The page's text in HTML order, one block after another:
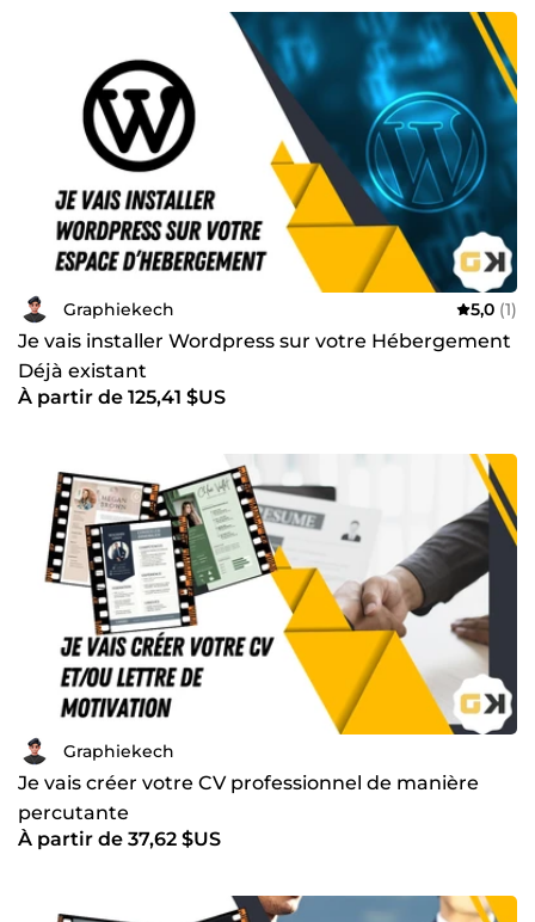
Grâce à mes connaissances approfondies de WordPress,
je suis en mesure de concevoir des sites web qui
combinent esthétique, fonctionnalité et convivialité. Mon
approche centrée sur l'utilisateur garantit que chaque
site que je crée offre une expérience utilisateur optimale
et engageante.
En plus de mes compétences en développement web,
ma passion pour la conception graphique me permet
d'ajouter une touche visuelle unique à chaque projet.
Que ce soit pour la création de logos, de bannières,
d'infographies ou de tout autre élément graphique, je
m'efforce de donner vie aux idées et de transmettre
l'essence même de la marque ou du projet.
Mes clients sont ma priorité, et je m'engage à fournir un
service professionnel, fiable et personnalisé. J'attache
une grande importance à comprendre les besoins et les
mesure qui répondent à leurs attentes.
Que vous soyez une petite entreprise cherchant à
développer sa présence en ligne, un entrepreneur avec
une vision unique ou une entreprise souhaitant rafraîchir
son identité visuelle, je suis prêt à relever tous les défis
créatifs qui se présentent à moi.
Si vous recherchez un professionnel expérimenté et
passionné pour donner vie à votre projet en ligne, je
serais ravi de vous accompagner dans cette aventure.
N'hésitez pas à me contacter pour discuter de vos
besoins et commencer à façonner votre présence en
ligne dès aujourd'hui !
Faisons équipe pour créer un site web exceptionnel et
des designs graphiques inspirants qui captiveront votre
audience et vous aideront à atteindre vos objectifs en
Graphiekech 5,0 (1)
Je vais installer Wordpress sur votre Hébergement
Déjà existant
À partir de 125,41 $US
Graphiekech
Je vais créer votre CV professionnel de manière
percutante
À partir de 37,62 $US